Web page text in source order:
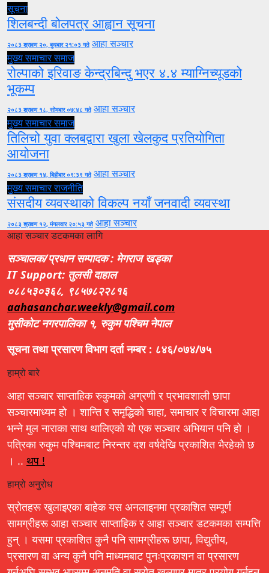
सूचना
शिलबन्दी बोलपत्र आह्वान सूचना
२०८३ श्रावण २०, बुधबार २१:०३ गते आहा सञ्चार
मुख्य समाचारसमाज
रोल्पाको इरिवाङ केन्द्रबिन्दु भएर ४.४ म्याग्निच्यूडको
भूकम्प
२०८३ श्रावण १८, सोमबार ०७:४८ गते आहा सञ्चार
मुख्य समाचारसमाज
तिलिचो युवा क्लबद्वारा खुला खेलकुद प्रतियोगिता
आयोजना
२०८३ श्रावण १४, बिहीबार ०९:३९ गते आहा सञ्चार
मुख्य समाचारराजनीति
संसदीय व्यवस्थाको विकल्प नयाँ जनवादी व्यवस्था
२०८३ श्रावण १२, मंगलवार २०:५३ गते आहा सञ्चार
आहा सञ्चार डटकमका लागि
सञ्चालक/प्रधान सम्पादक : मेगराज खड्का
IT Support: तुलसी दाहाल
०८८५३०३६८, ९८५७८२२८१६
aahasanchar.weekly@gmail.com
मुसीकोट नगरपालिका १, रुकुम पश्चिम नेपाल
सूचना तथा प्रसारण विभाग दर्ता नम्बर : ८४६/०७४/७५
हाम्रो बारे
आहा सञ्चार साप्ताहिक रुकुमको अग्रणी र प्रभावशाली छापा
सञ्चारमाध्यम हो । शान्ति र समृद्धिको चाहा, समाचार र विचारमा आहा
भन्ने मुल नाराका साथ थालिएको यो एक सञ्चार अभियान पनि हो ।
पत्रिका रुकुम पश्चिमबाट निरन्तर दश वर्षदेखि प्रकाशित भैरहेको छ
। .. थप !
हाम्रो अनुरोध
स्रोतहरू खुलाइएका बाहेक यस अनलाइनमा प्रकाशित सम्पूर्ण
सामग्रीहरू आहा सञ्चार साप्ताहिक र आहा सञ्चार डटकमका सम्पत्ति
हुन् । यसमा प्रकाशित कुनै पनि सामग्रीहरू छापा, विद्युतीय,
प्रसारण वा अन्य कुनै पनि माध्यमबाट पुनःप्रकाशन वा प्रसारण